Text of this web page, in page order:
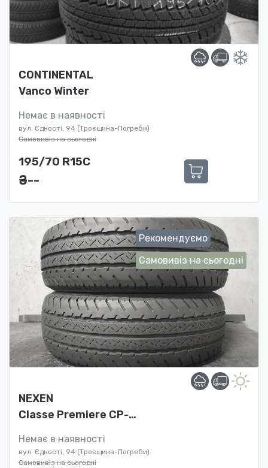
CONTINENTAL
Vanco Winter
Немає в наявності
вул. Єдності, 94 (Троєщина-Погреби)
Самовивіз на сьогодні
195/70 R15C
₴ ---
Рекомендуємо
Самовивіз на сьогодні
NEXEN
Classe Premiere CP-…
Немає в наявності
вул. Єдності, 94 (Троєщина-Погреби)
Самовивіз на сьогодні